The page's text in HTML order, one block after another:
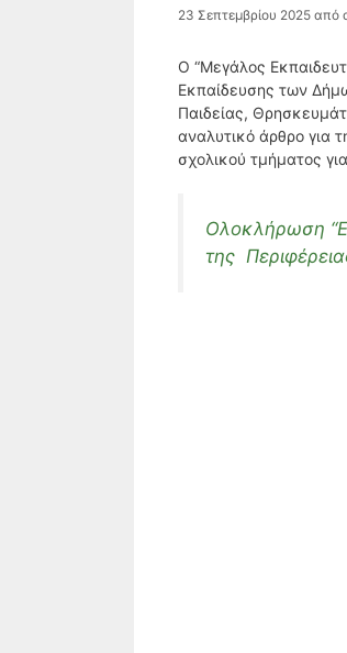
23 Σεπτεμβρίου 2025 από
Ο “Μεγάλος
Εκπαίδευσης των
Παιδείας,
αναλυτικό άρθρο για
σχολικού τμήματος
Ολοκλήρωση
της